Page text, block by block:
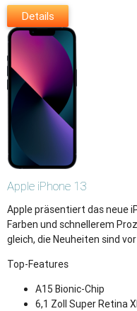
Details
Apple iPhone 13
Apple präsentiert das neue
Farben und schnellerem
gleich, die Neuheiten sind
Top-Features
A15 Bionic-Chip
6,1 Zoll Super Retina